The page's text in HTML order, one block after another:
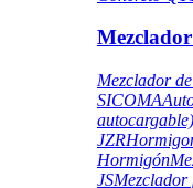
Mezclador
SICOMA
autocargable)
JZR
Hormigón
JSMezclador